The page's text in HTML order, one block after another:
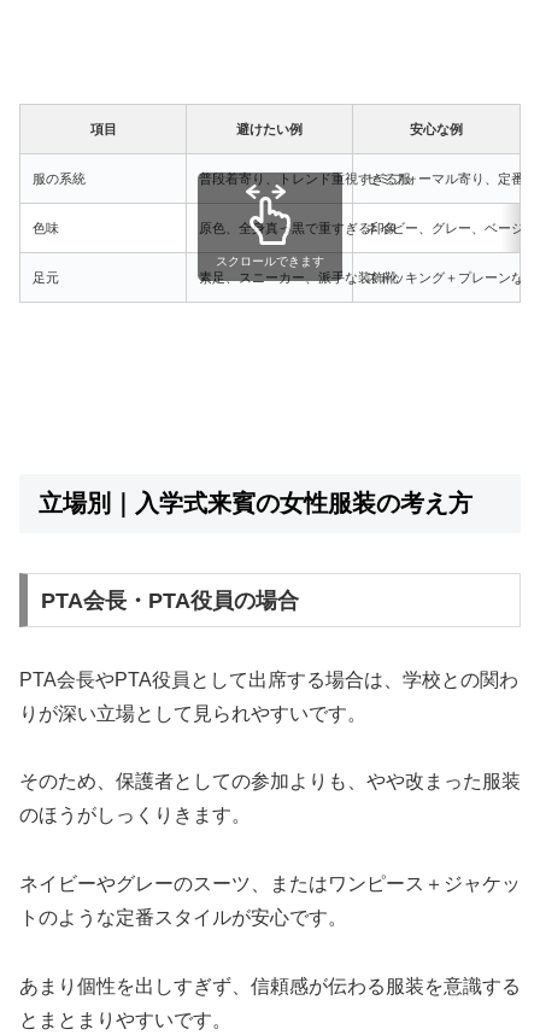
項目 避けたい例 安心な例
服の系統 普段着寄り、トレンド重視すぎる服セミフォーマル寄り、定番
色味 原色、全身真っ黒で重すぎる印象ネイビー、グレー、ベージ
足元 素足、スニーカー、派手な装飾靴ストッキング＋プレーンな
スクロールできます
立場別｜入学式来賓の女性服装の考え方
PTA会長・PTA役員の場合
PTA会長やPTA役員として出席する場合は、学校との関わ
りが深い立場として見られやすいです。
そのため、保護者としての参加よりも、やや改まった服装
のほうがしっくりきます。
ネイビーやグレーのスーツ、またはワンピース＋ジャケッ
トのような定番スタイルが安心です。
あまり個性を出しすぎず、信頼感が伝わる服装を意識する
とまとまりやすいです。